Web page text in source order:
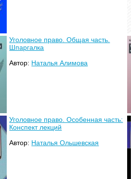
Уголовное право. Общая часть.
Шпаргалка
Автор: Наталья Алимова
Уголовное право. Особенная часть:
Конспект лекций
Автор: Наталья Ольшевская